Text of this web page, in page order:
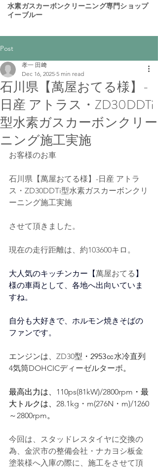
​水素ガスカーボンクリーニング専門ショップ
イーブルー
Post
石川県【萬屋おてる様】-
日産 アトラス・ZD30DDTi
型水素ガスカーボンクリー
ニング施工実施
孝一 田﨑
Dec 16, 2025 5 min read
お客様のお車
石川県【萬屋おてる様】-日産 アトラ
ス・ZD30DDTi型水素ガスカーボンクリ
ーニング施工実施
させて頂きました。
現在の走行距離は、約103600キロ。
大人気のキッチンカー【萬屋おてる 】
様の車両として、各地へ出向いていま
すね。
自分も大好きで、ホルモン焼きそばの
ファンです。
エンジンは、 ZD30型 ・2953㏄水冷直列
4気筒DOHCICディーゼルターボ。
最高出力は、 110ps(81kW)/2800rpm ・最
大トルクは、 28.1kg・m(276N・m)/1260
～2800rpm。
今回は、スタッドレスタイヤに交換の
為、金沢市の整備会社・ナカヨシ板金
塗装様へ入庫の際に、施工をさせて頂